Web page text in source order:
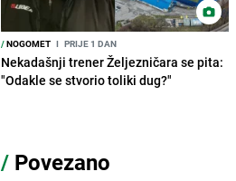
/NOGOMET I PRIJE 1 DAN
Nekadašnji trener Željezničara se pita:
"Odakle se stvorio toliki dug?"
/ Povezano